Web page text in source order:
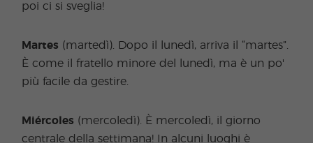
poi ci si sveglia!
Martes (martedì). Dopo il lunedì, arriva il “martes”.
È come il fratello minore del lunedì, ma è un po'
più facile da gestire.
Miércoles (mercoledì). È mercoledì, il giorno
centrale della settimana! In alcuni luoghi è